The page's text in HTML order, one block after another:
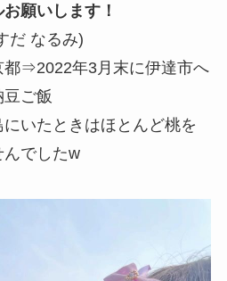
願いします！
だ なるみ)
⇒2022年3月末に伊達市へ
ご飯
きはほとんど桃を
でしたw